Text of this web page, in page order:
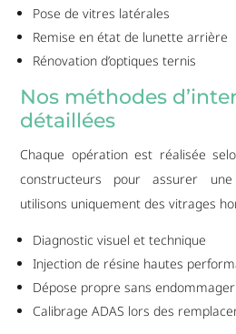
Pose de vitres latérales
Remise en état de lunette arrière
Rénovation d’optiques ternis
Nos méthodes
détaillées
Chaque opération est réalisée
constructeurs pour assurer
utilisons uniquement des vitrages
Diagnostic visuel et technique
Injection de résine hautes
Dépose propre sans
Calibrage ADAS lors des